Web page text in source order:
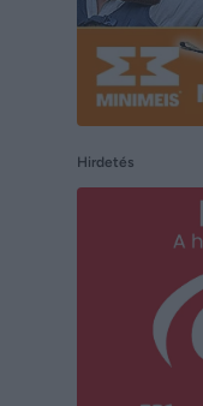
Hirdetés